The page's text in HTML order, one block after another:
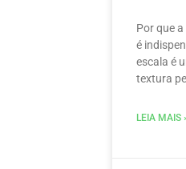
Por que
é
escala é
textura
LEIA MAIS